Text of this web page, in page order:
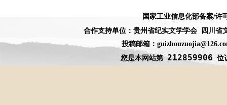
国家工业信息化部备案/许
合作支持单位：贵州省纪实文学学会 四川
投稿邮箱：
您是本网站第212859906